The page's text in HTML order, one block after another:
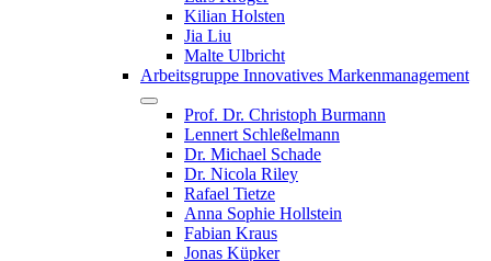
Kilian Holsten
Jia Liu
Malte Ulbricht
Arbeitsgruppe Innovatives Markenmanagement
Prof. Dr. Christoph Burmann
Lennert Schleßelmann
Dr. Michael Schade
Dr. Nicola Riley
Rafael Tietze
Anna Sophie Hollstein
Fabian Kraus
Jonas Küpker